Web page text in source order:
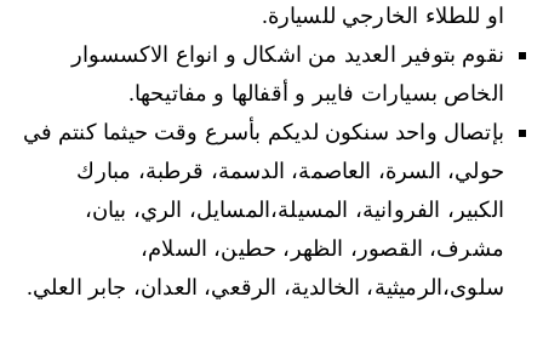
او للطلاء الخارجي للسيارة.
نقوم بتوفير العديد من اشكال و انواع الاكسسوار
الخاص بسيارات فايبر و أقفالها و مفاتيحها.
بإتصال واحد سنكون لديكم بأسرع وقت حيثما كنتم في
حولي، السرة، العاصمة، الدسمة، قرطبة، مبارك
الكبير، الفروانية، المسيلة،المسايل، الري، بيان،
مشرف، القصور، الظهر، حطين، السلام،
سلوى،الرميثية، الخالدية، الرقعي، العدان، جابر العلي.